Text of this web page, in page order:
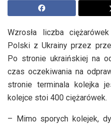
Wzrosła liczba
Polski z Ukrainy przez
Po stronie ukraińskiej na
czas oczekiwania na
stronie terminala kolejka
kolejce stoi 400 ciężarówek.
– Mimo sporych kolejek,